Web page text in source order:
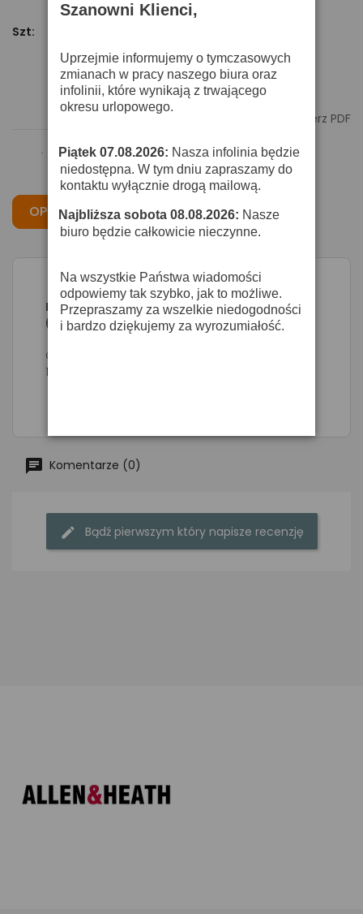
Szt:
Pobierz PDF
OPIS CECHY OPINIE
Klotz LY210P - kabel głośnikowy HIGH END
(1mb)
Głośnikowy HIGH END, 2x10.0mm², przewodnik
1260 x 0,10mm, wym. 7,0mm x 14,0mm
Komentarze (0)
Bądź pierwszym który napisze recenzję
Szanowni Klienci,
Uprzejmie informujemy o tymczasowych
zmianach w pracy naszego biura oraz
infolinii, które wynikają z trwającego
okresu urlopowego.
· Piątek 07.08.2026: Nasza infolinia będzie
niedostępna. W tym dniu zapraszamy do
kontaktu wyłącznie drogą mailową.
· Najbliższa sobota 08.08.2026: Nasze
biuro będzie całkowicie nieczynne.
Na wszystkie Państwa wiadomości
odpowiemy tak szybko, jak to możliwe.
Przepraszamy za wszelkie niedogodności
i bardzo dziękujemy za wyrozumiałość.